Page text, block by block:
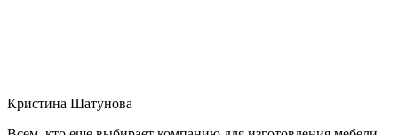
Кристина Шатунова